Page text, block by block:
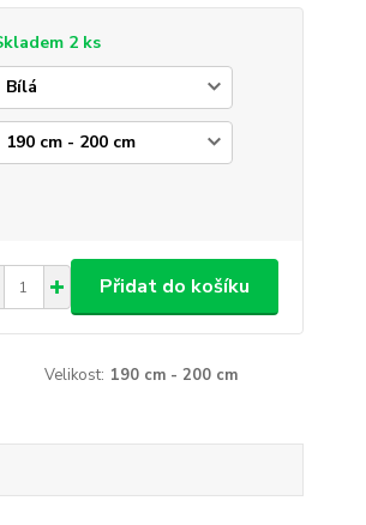
2 ks
Přidat do košíku
Velikost: 190 cm - 200 cm